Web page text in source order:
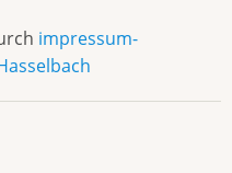
impressum-